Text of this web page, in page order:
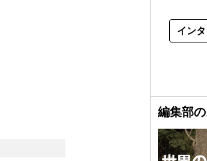
イン
編集部